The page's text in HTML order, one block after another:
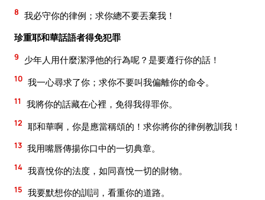
8 我必守你的律例；求你總不要丟棄我！
珍重耶和華話語者得免犯罪
9 少年人用什麼潔淨他的行為呢？是要遵行你的話！
10 我一心尋求了你；求你不要叫我偏離你的命令。
11 我將你的話藏在心裡，免得我得罪你。
12 耶和華啊，你是應當稱頌的！求你將你的律例教訓我！
13 我用嘴唇傳揚你口中的一切典章。
14 我喜悅你的法度，如同喜悅一切的財物。
15 我要默想你的訓詞，看重你的道路。